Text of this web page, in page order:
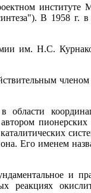
В 1958
им. Н.С.
Его именем
и